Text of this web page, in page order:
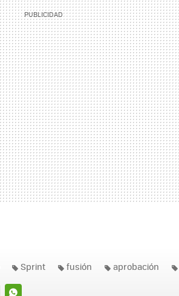
Sprint fusión aprobación